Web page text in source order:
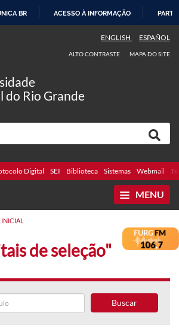
BR ACESSO À INFORMAÇÃO
ENGLISH ESPAÑOL
ALTO CONTRASTE MAPA DO SITE
do Rio Grande
Digital SEI Biblioteca Sistemas Webmail
MENU
de seleção"
Buscar